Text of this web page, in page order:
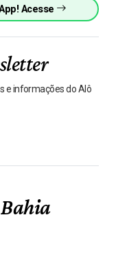
Acesse
e informações do Alô